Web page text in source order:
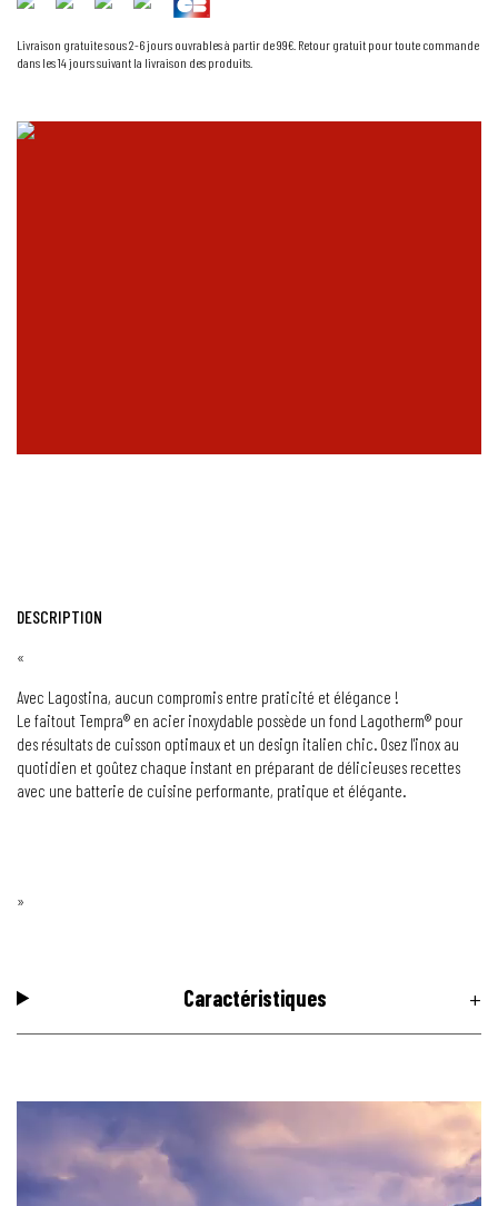
Livraison gratuite sous 2-6 jours ouvrables à partir de 99€. Retour gratuit pour toute commande
dans les 14 jours suivant la livraison des produits.
DESCRIPTION
«
Avec Lagostina, aucun compromis entre praticité et élégance !
Le faitout Tempra® en acier inoxydable possède un fond Lagotherm® pour
des résultats de cuisson optimaux et un design italien chic. Osez l'inox au
quotidien et goûtez chaque instant en préparant de délicieuses recettes
avec une batterie de cuisine performante, pratique et élégante.
»
Caractéristiques